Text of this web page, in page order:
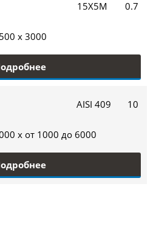
15Х5М 0.7
x 3000
AISI 409 10
x от 1000 до 6000